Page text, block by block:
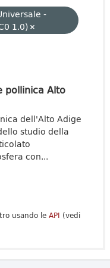
-
1.0)
pollinica Alto
dell'Alto Adige
studio della
con...
usando le API (vedi